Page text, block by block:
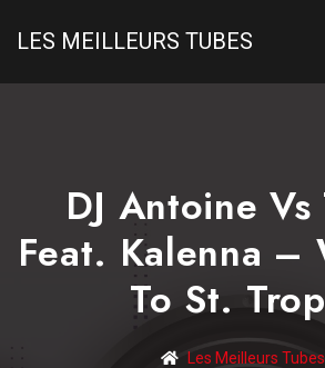
LES MEILLEURS TUBES
DJ Antoine
Feat. Kalenna –
To St.
Les Meilleurs Tubes